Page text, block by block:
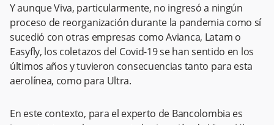
Y aunque Viva, particularmente, no ingresó a ningún
proceso de reorganización durante la pandemia como sí
sucedió con otras empresas como Avianca, Latam o
Easyfly, los coletazos del Covid-19 se han sentido en los
últimos años y tuvieron consecuencias tanto para esta
aerolínea, como para Ultra.
En este contexto, para el experto de Bancolombia es